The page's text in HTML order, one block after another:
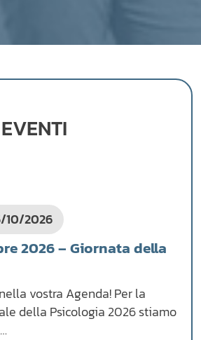
EVENTI
10/2026
2026 – Giornata della
vostra Agenda! Per la
della Psicologia 2026 stiamo